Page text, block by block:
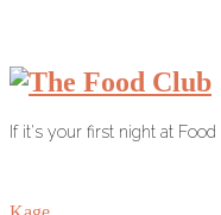
If it's your first night at